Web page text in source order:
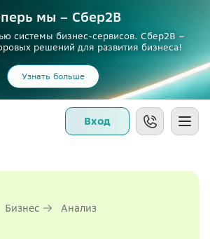
мы – Сбер2B
системы бизнес-сервисов. Сбер2В –
решений для развития бизнеса!
Узнать больше
Вход
Бизнес Анализ